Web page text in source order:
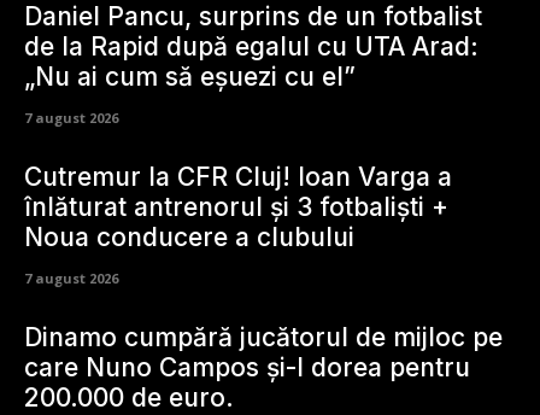
Daniel Pancu, surprins de un fotbalist
de la Rapid după egalul cu UTA Arad:
„Nu ai cum să eșuezi cu el”
7 august 2026
Cutremur la CFR Cluj! Ioan Varga a
înlăturat antrenorul și 3 fotbaliști +
Noua conducere a clubului
7 august 2026
Dinamo cumpără jucătorul de mijloc pe
care Nuno Campos și-l dorea pentru
200.000 de euro.